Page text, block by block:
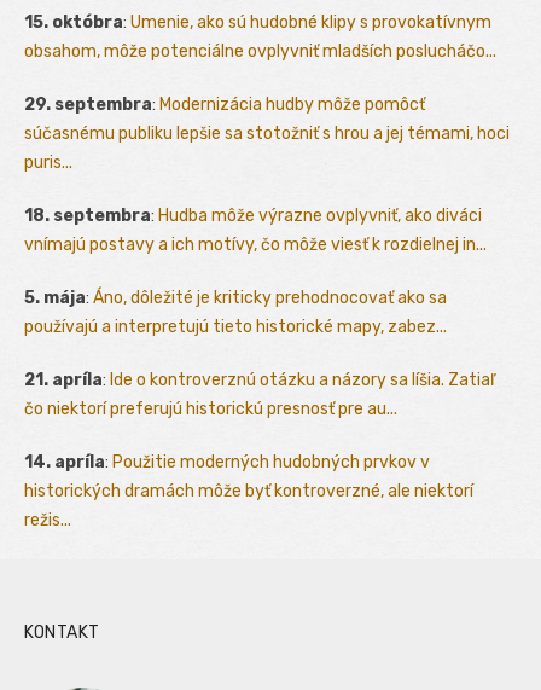
15. októbra: Umenie, ako sú hudobné klipy s provokatívnym
obsahom, môže potenciálne ovplyvniť mladších poslucháčo...
29. septembra: Modernizácia hudby môže pomôcť
súčasnému publiku lepšie sa stotožniť s hrou a jej témami, hoci
puris...
18. septembra: Hudba môže výrazne ovplyvniť, ako diváci
vnímajú postavy a ich motívy, čo môže viesť k rozdielnej in...
5. mája: Áno, dôležité je kriticky prehodnocovať ako sa
používajú a interpretujú tieto historické mapy, zabez...
21. apríla: Ide o kontroverznú otázku a názory sa líšia. Zatiaľ
čo niektorí preferujú historickú presnosť pre au...
14. apríla: Použitie moderných hudobných prvkov v
historických dramách môže byť kontroverzné, ale niektorí
režis...
KONTAKT